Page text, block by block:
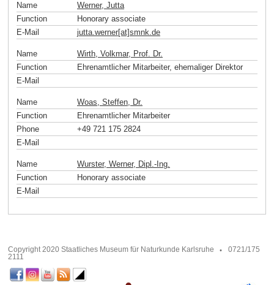
Name
Werner, Jutta
Function
Honorary associate
E-Mail
jutta.werner[at]smnk.de
Name
Wirth, Volkmar, Prof. Dr.
Function
Ehrenamtlicher Mitarbeiter, ehemaliger Direktor
E-Mail
Name
Woas, Steffen, Dr.
Function
Ehrenamtlicher Mitarbeiter
Phone
+49 721 175 2824
E-Mail
Name
Wurster, Werner, Dipl.-Ing.
Function
Honorary associate
E-Mail
Copyright 2020 Staatliches Museum für Naturkunde Karlsruhe
0721/175
2111